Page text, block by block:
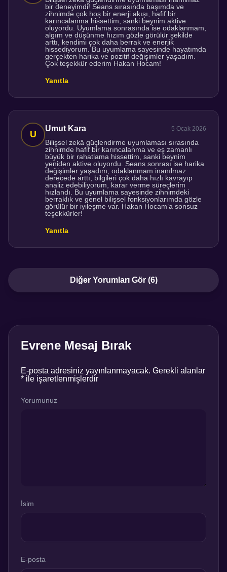
bir deneyimdi! Seans sırasında başımda ve
zihnimde çok hoş bir enerji akışı, hafif bir
karıncalanma hissettim, sanki beynim aktive
oluyordu. Uyumlama sonrasında ise odaklanmam,
algım ve düşünme hızım gözle görülür şekilde
arttı, kendimi çok daha berrak ve enerjik
hissediyorum. Bu uyumlama sayesinde hayatımda
gerçekten harika ve pozitif değişimler yaşadım.
Çok teşekkür ederim Hakan Hocam!
Yanıtla
Umut Kara 5 Ocak 2026
Bilişsel zekâ güçlendirme uyumlaması sırasında
zihnimde hafif bir karıncalanma ve eş zamanlı
büyük bir rahatlama hissettim, sanki beynim
yeniden aktive oluyordu. Seans sonrası ise harika
değişimler yaşadım; odaklanmam inanılmaz
derecede arttı, bilgileri çok daha hızlı kavrayıp
analiz edebiliyorum, karar verme süreçlerim
hızlandı. Bu uyumlama sayesinde zihnimdeki
berraklık ve genel bilişsel fonksiyonlarımda gözle
görülür bir iyileşme var. Hakan Hocam’a sonsuz
teşekkürler!
Yanıtla
Diğer Yorumları Gör (6)
Evrene Mesaj Bırak
E-posta adresiniz yayınlanmayacak. Gerekli alanlar
* ile işaretlenmişlerdir
Yorumunuz
İsim
E-posta